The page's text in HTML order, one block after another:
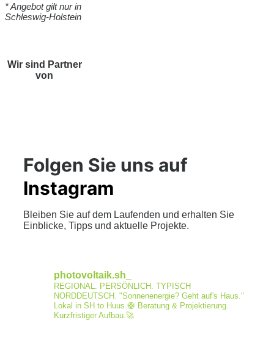
* Angebot gilt nur in
Schleswig-Holstein
Wir sind Partner
von
Folgen Sie uns auf
Instagram
Bleiben Sie auf dem Laufenden und erhalten Sie
Einblicke, Tipps und aktuelle Projekte.
photovoltaik.sh_
REGIONAL. PERSÖNLICH. TYPISCH
NORDDEUTSCH.
"Sonnenenergie? Geht auf's Haus."
Lokal in SH to Huus.🛟 Beratung & Projektierung.
Kurzfristiger Aufbau.🚀